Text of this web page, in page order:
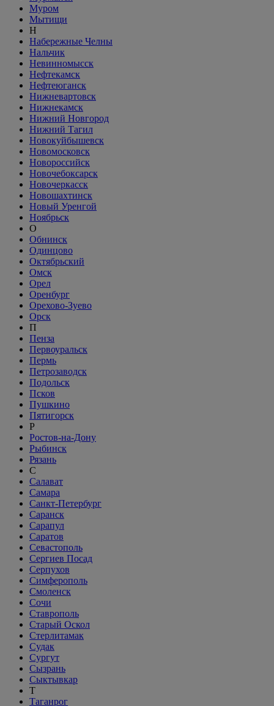
Муром
Мытищи
Н
Набережные Челны
Нальчик
Невинномысск
Нефтекамск
Нефтеюганск
Нижневартовск
Нижнекамск
Нижний Новгород
Нижний Тагил
Новокуйбышевск
Новомосковск
Новороссийск
Новочебоксарск
Новочеркасск
Новошахтинск
Новый Уренгой
Ноябрьск
О
Обнинск
Одинцово
Октябрьский
Омск
Орел
Оренбург
Орехово-Зуево
Орск
П
Пенза
Первоуральск
Пермь
Петрозаводск
Подольск
Псков
Пушкино
Пятигорск
Р
Ростов-на-Дону
Рыбинск
Рязань
С
Салават
Самара
Санкт-Петербург
Саранск
Сарапул
Саратов
Севастополь
Сергиев Посад
Серпухов
Симферополь
Смоленск
Сочи
Ставрополь
Старый Оскол
Стерлитамак
Судак
Сургут
Сызрань
Сыктывкар
Т
Таганрог